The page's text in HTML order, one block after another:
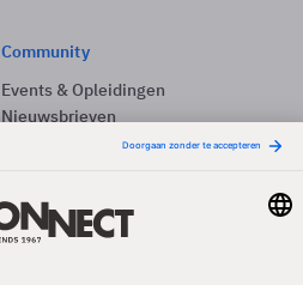
Community
Events & Opleidingen
Nieuwsbrieven